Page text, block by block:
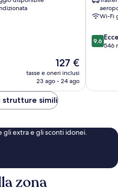
Il
prezzo
attuale
127 €
127 €
tasse e oneri inclusi
23 ago - 24 ago
storico
di Wi-Fi
9.6
su
9,6
546
strutture simili
gli extra e gli sconti idonei.
zona